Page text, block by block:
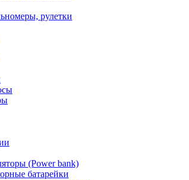
рулетки
(Power bank)
батарейки